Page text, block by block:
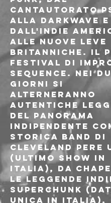
cantautorato
alla darkwave e
dall'indie
alle nuove leve
britanniche. Il
festival di
Sequence. Nei
giorni si
alterneranno
autentiche
del panorama
indipendente
storica band di
Cleveland Pere
(ultimo show in
Italia), da
le leggende
Superchunk
unica in Italia),